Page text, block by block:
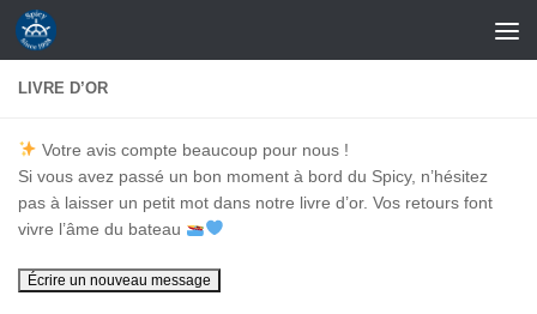
Skip to content
LIVRE D’OR
Votre avis compte beaucoup pour nous !
Si vous avez passé un bon moment à bord du Spicy, n’hésitez
pas à laisser un petit mot dans notre livre d’or. Vos retours font
vivre l’âme du bateau